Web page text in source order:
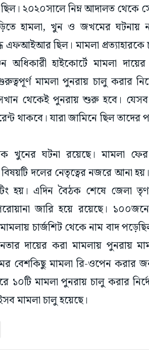
২০২০সালে নিম্ন আদালত থেকে
হামলা, খুন ও জখমের ঘটনায়
এফআইআর ছিল। মামলা প্রত্যাহারকে
অধিকারী হাইকোর্টে মামলা
মামলা পুনরায় চালু করার
থেকেই পুনরায় শুরু হবে। যেসব
থাকবে। যারা জামিনে ছিল তাদের
খুনের ঘটনা রয়েছে। মামলা ফের
দলের নেতৃত্বের নজরে আনা
হয়। এদিন বৈঠক শেষে জেলা
জারি হয়ে রয়েছে।
চার্জশিট থেকে নাম বাদ
দায়ের করা মামলায় পুনরায়
বেশকিছু মামলা রি-ওপেন করার
মামলা পুনরায় চালু করার
মামলা চালু হয়েছে।